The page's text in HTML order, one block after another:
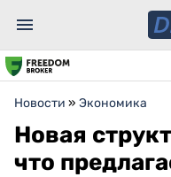
Новости » Экономика
Новая
что